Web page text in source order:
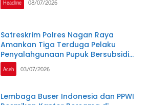
Headline 08/07/2026
Satreskrim Polres Nagan Raya
Amankan Tiga Terduga Pelaku
Penyalahgunaan Pupuk Bersubsidi
dan Bio Solar Bersubsidi.
Aceh 03/07/2026
Lembaga Buser Indonesia dan PPWI